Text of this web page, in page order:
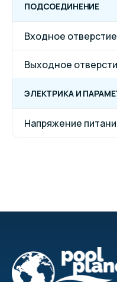
ПОДСОЕДИНЕНИЕ
Входное отверстие
Выходное
ЭЛЕКТРИКА И
Напряжение